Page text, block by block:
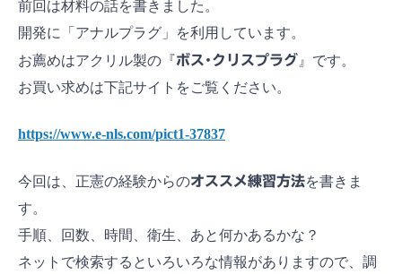
前回は材料の話を書きました。
開発に「アナルプラグ」を利用しています。
お薦めはアクリル製の『ボス･クリスプラグ 』です。
お買い求めは下記サイトをご覧ください。
https://www.e-nls.com/pict1-37837
今回は、正憲の経験からのオススメ練習方法を書きま
す。
手順、回数、時間、衛生、あと何かあるかな？
ネットで検索するといろいろな情報がありますので、調